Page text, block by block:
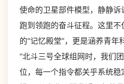
使命的卫星部件模型，静静
跑到领跑的奋斗征程。这里
的“记忆殿堂”，更是涵养青年
“北斗三号全球组网时，我们
位，每一个指令都关乎系统稳